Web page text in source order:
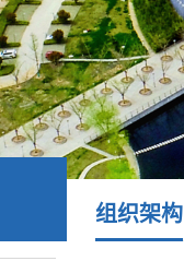
组织架构